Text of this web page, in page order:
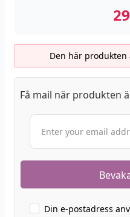
Den här
Få mail när produkten
Din e-postadress